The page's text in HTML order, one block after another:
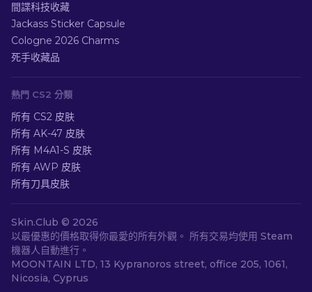
間諜科技收藏
Jackass Sticker Capsule
Cologne 2026 Charms
死手收藏品
熱門 CS2 分類
所有 CS2 皮肤
所有 AK-47 皮肤
所有 M4A1-S 皮肤
所有 AWP 皮肤
所有刀具皮肤
Skin.Club © 2026
以最優惠的價格取得你最愛的所有外觀。 所有交易均使用 Steam
機器人自動進行。
MOONTAIN LTD, 13 Kypranoros street, office 205, 1061,
Nicosia, Cyprus